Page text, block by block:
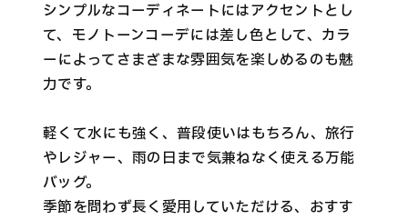
シンプルなコーディネートにはアクセントとし
て、モノトーンコーデには差し色として、カラ
ーによってさまざまな雰囲気を楽しめるのも魅
力です。
軽くて水にも強く、普段使いはもちろん、旅行
やレジャー、雨の日まで気兼ねなく使える万能
バッグ。
季節を問わず長く愛用していただける、おすす